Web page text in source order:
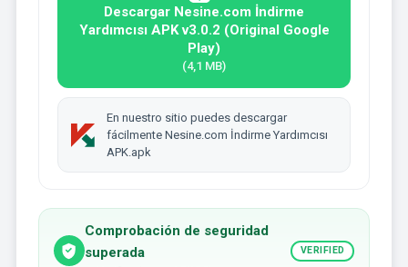
Descargar Nesine.com İndirme
Yardımcısı APK v3.0.2 (Original Google
Play)
(4,1 MB)
En nuestro sitio puedes descargar
fácilmente Nesine.com İndirme Yardımcısı
APK.apk
Comprobación de seguridad
superada
VERIFIED